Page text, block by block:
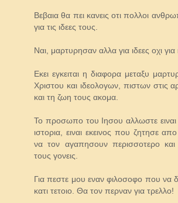
Βεβαια θα πει κανεις οτι πολλοι
για τις ιδεες τους.
Ναι, μαρτυρησαν αλλα για ιδεες οχι
Εκει εγκειται η διαφορα μεταξυ
Χριστου και ιδεολογων, πιστων στις
και τη ζωη τους ακομα.
Το προσωπο του Ιησου αλλωστε ειναι
ιστορια, ειναι εκεινος που ζητησε
να τον αγαπησουν περισσοτερο
τους γονεις.
Για πεστε μου εναν φιλοσοφο που να
κατι τετοιο. Θα τον περναν για τρελλο!